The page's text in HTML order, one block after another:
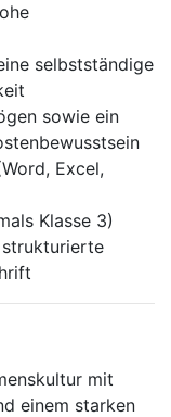
selbstständige
sowie ein
Excel,
Klasse 3)
strukturierte
mit
einem starken